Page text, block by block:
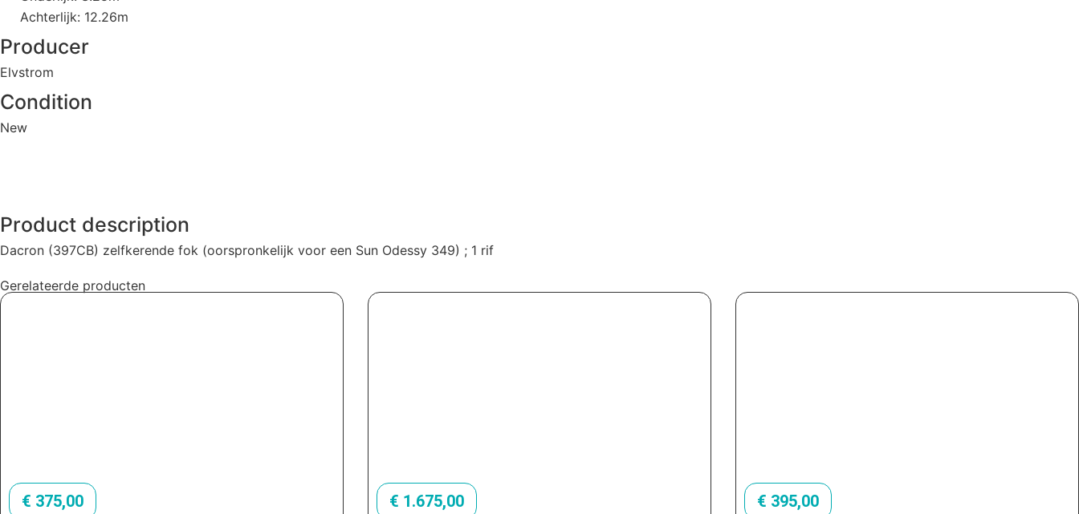
Achterlijk: 12.26m
Producer
Elvstrom
Condition
New
Product description
Dacron (397CB) zelfkerende fok (oorspronkelijk voor een Sun Odessy 349) ; 1 rif
Gerelateerde producten
€ 375,00 € 1.675,00 € 395,00